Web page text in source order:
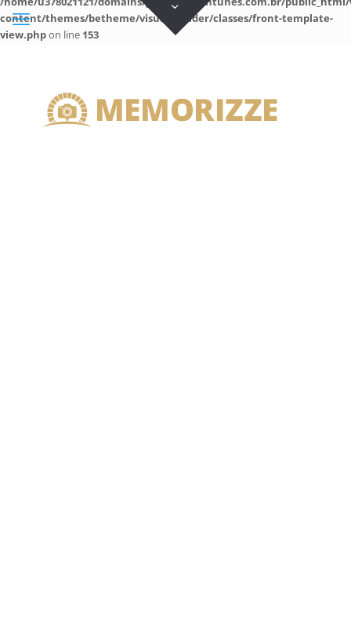
content/themes/betheme/visual-builder/classes/front-template-
view.phpon line 153